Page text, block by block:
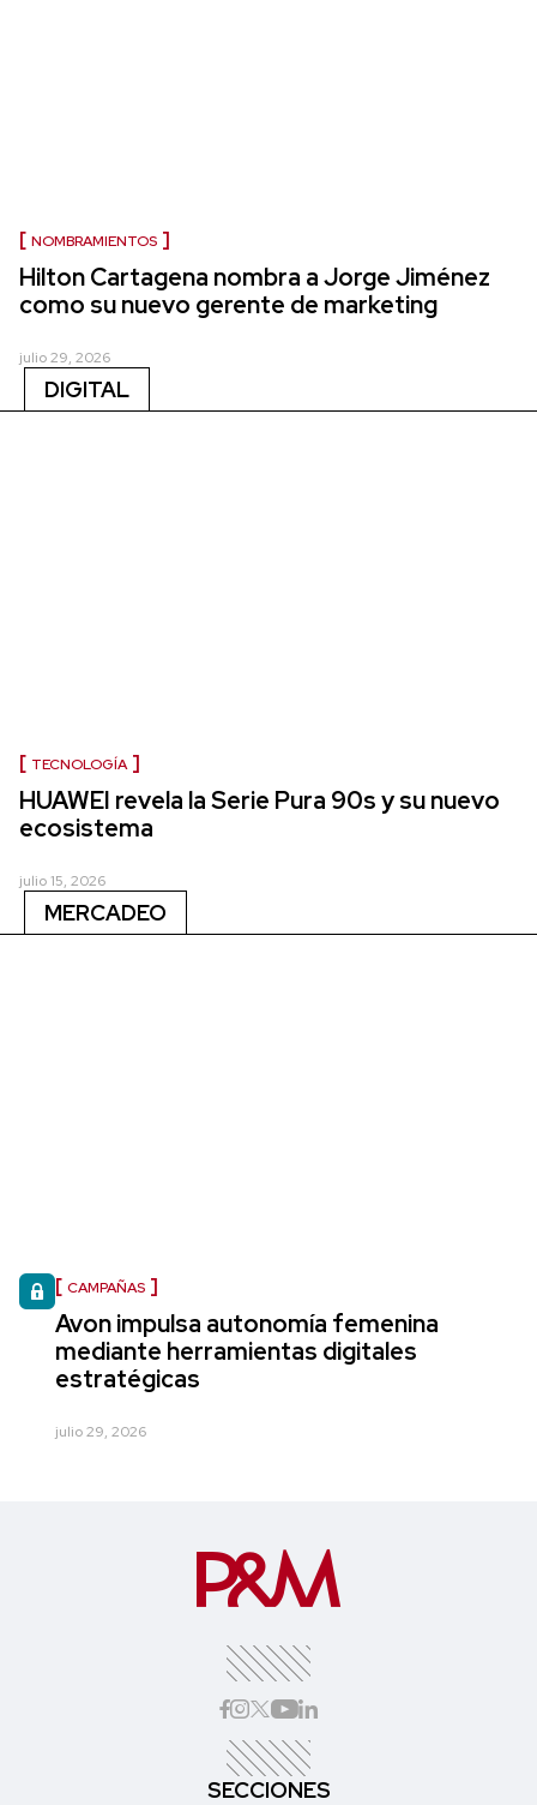
NOMBRAMIENTOS
Hilton Cartagena nombra a Jorge Jiménez
como su nuevo gerente de marketing
julio 29, 2026
DIGITAL
TECNOLOGÍA
HUAWEI revela la Serie Pura 90s y su nuevo
ecosistema
julio 15, 2026
MERCADEO
CAMPAÑAS
Avon impulsa autonomía femenina
mediante herramientas digitales
estratégicas
julio 29, 2026
SECCIONES